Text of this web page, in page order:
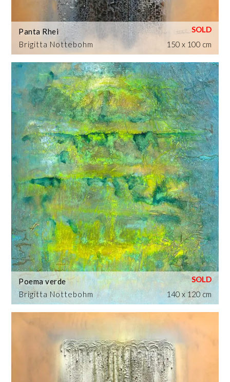
Brigitta Nottebohm
Panta Rhei
150 x 100 cm
Brigitta Nottebohm
Poema verde
140 x 120 cm